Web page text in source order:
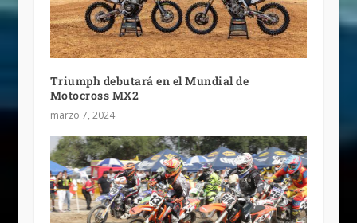
Triumph debutará en el Mundial de
Motocross MX2
marzo 7, 2024